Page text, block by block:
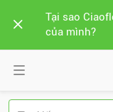
Tại sao
của mình?